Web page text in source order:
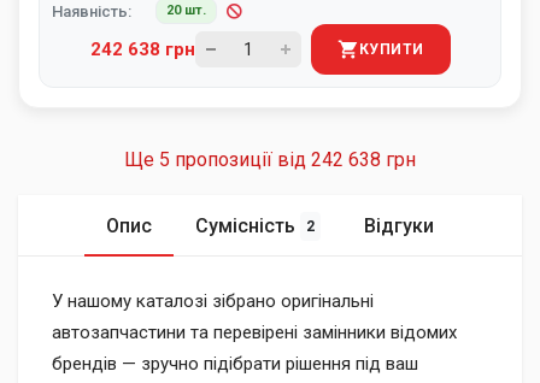
Наявність: 20 шт.
242 638 грн КУПИТИ
Ще 5 пропозиції від 242 638 грн
Опис Сумісність 2 Відгуки
У нашому каталозі зібрано оригінальні
автозапчастини та перевірені замінники відомих
брендів — зручно підібрати рішення під ваш